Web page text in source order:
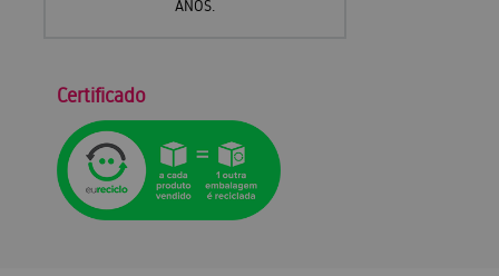
ANOS.
Certificado